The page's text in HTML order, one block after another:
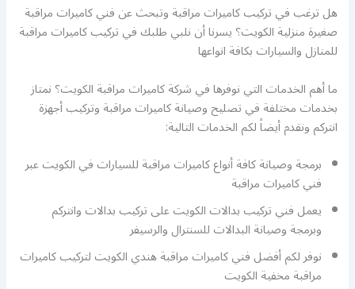
هل ترغب في تركيب كاميرات مراقبة وتبحث عن فني كاميرات مراقبة
صغيرة منزلية الكويت؟ يسرنا أن نلبي طلبك في تركيب كاميرات مراقبة
للمنازل والسيارات بكافة انواعها
ما أهم الخدمات التي نوفرها في شركة كاميرات مراقبة الكويت؟ نمتاز
بخدمات مختلفة في تصليح وصيانة كاميرات مراقبة وتركيب أجهزة
انتركم ونقدم أيضاً لكم الخدمات التالية:
برمجة وصيانة كافة أنواع كاميرات مراقبة للسيارات في الكويت عبر
فني كاميرات مراقبة
يعمل فني تركيب بدالات الكويت على تركيب بدالات وانتركم
وبرمجة وصيانة البدالات للسنترال والرسيفر
نوفر لكم أفضل فني كاميرات مراقبة هندي الكويت لتركيب كاميرات
مراقبة مخفية الكويت